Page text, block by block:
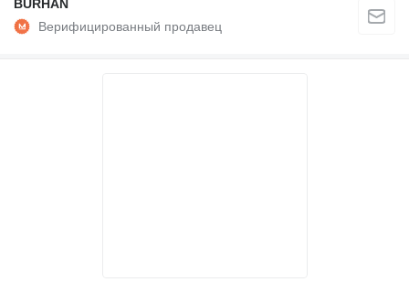
BURHAN